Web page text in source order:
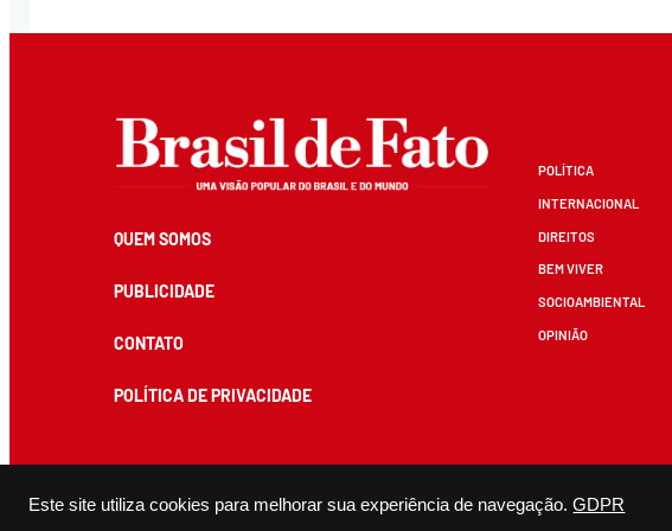
Este site utiliza cookies para melhorar sua experiência de navegação. GDPR
QUEM SOMOS
PUBLICIDADE
CONTATO
POLÍTICA DE PRIVACIDADE
POLÍTICA
INTERNACIONAL
DIREITOS
BEM VIVER
SOCIOAMBIENTAL
OPINIÃO